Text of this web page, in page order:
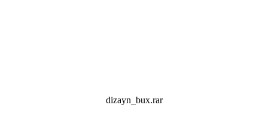
dizayn_bux.rar